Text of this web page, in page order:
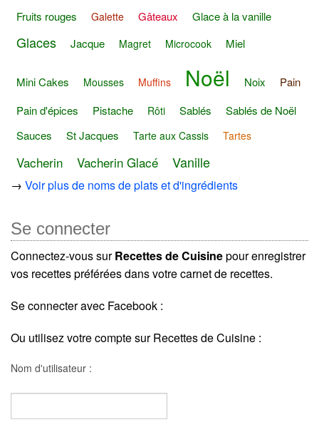
Fruits rouges
Galette Gâteaux Glace à la vanille
Glaces Jacque Magret Microcook Miel
Mini Cakes Mousses Muffins Noël Noix
Pain
Pain d'épices
Pistache Rôti Sablés
Sablés de Noël
Sauces
St Jacques Tarte aux Cassis Tartes
Vacherin Vacherin Glacé Vanille
→ Voir plus de noms de plats et d'ingrédients
Se connecter
Connectez-vous surRecettes de Cuisinepour enregistrer
vos recettes préférées dans votre carnet de recettes.
Se connecter avec Facebook :
Ou utilisez votre compte sur Recettes de Cuisine :
Nom d'utilisateur :